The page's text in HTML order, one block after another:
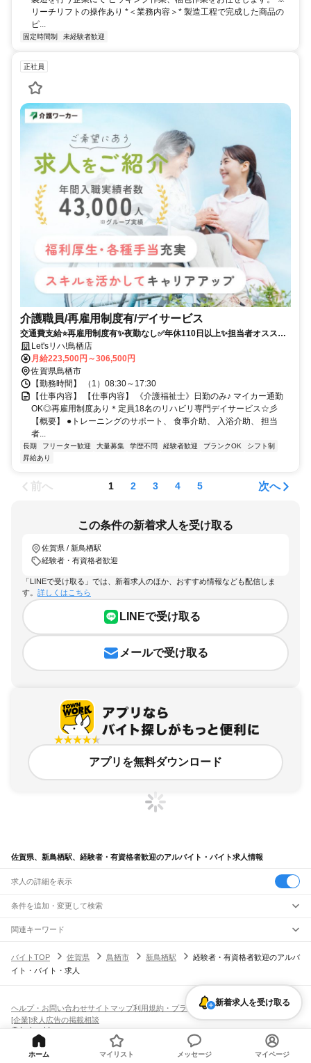
リーチリフトの操作あり *＜業務内容＞* 製造工程で完成した商品の
ピ...
固定時間制 未経験者歓迎
正社員
介護職員/再雇用制度有/デイサービス
交通費支給⭐️再雇用制度有✨夜勤なし✅️年休110日以上✨担当者オススメ
⭕️研修支援有✨経験者優遇❗️車通勤ＯＫ
Let'sリハ!鳥栖店
月給223,500円～306,500円
佐賀県鳥栖市
【勤務時間】 （1）08:30～17:30
【仕事内容】 【仕事内容】 《介護福祉士》日勤のみ♪ マイカー通勤
OK◎再雇用制度あり＊定員18名のリハビリ専門デイサービス☆彡
【概要】 ●トレーニングのサポート、 食事介助、 入浴介助、 担当
者...
長期 フリーター歓迎 大量募集 学歴不問 経験者歓迎 ブランクOK
シフト制
昇給あり
前へ 1 2 3 4 5 次へ
この条件の新着求人を受け取る
佐賀県 / 新鳥栖駅
経験者・有資格者歓迎
「LINEで受け取る」では、新着求人のほか、おすすめ情報なども配信しま
す。 詳しくはこちら
LINEで受け取る
メールで受け取る
アプリを無料ダウンロード
佐賀県、新鳥栖駅、経験者・有資格者歓迎のアルバイト・バイト求人情報
求人の詳細を表示
条件を追加・変更して検索
市区町村を追加・変更
佐賀県すべて
佐賀市 唐津市
駅を追加・変更
肥前旭駅
JR長崎本線(鳥栖～長崎)
鳥栖駅新鳥栖駅肥前麓駅 神埼駅伊賀屋駅佐賀駅鍋島駅
バルーンさが駅
牛津駅 肥前竜王駅
肥前浜駅
肥前七浦駅
多良駅肥前大浦駅
職種を追加・変更
飲食・フードサービスすべて
ホールスタッフキッチンスタッフ 精肉・鮮魚加工給食調理
パン屋（ベーカリー）
飲食店補助（開店・閉店準備）
飲食店（店長・マネージャー）
営業・販売
人気
日払いOK
ピアスOK
オープニングスタッフ
留学生・外国人活躍中
勤務期間
雇用形態を追加・変更
アルバイト・パート
正社員
都道府県を変更
関連キーワード
バイトTOP
佐賀県 鳥栖市 新鳥栖駅
経験者・有資格者歓迎のアルバ
イト・バイト・求人
新着求人を受け取る
ヘルプ・お問い合わせサイトマップ利用規約・プライバシーポリシー
[企業]求人広告の掲載相談
ホーム マイリスト メッセージ マイページ